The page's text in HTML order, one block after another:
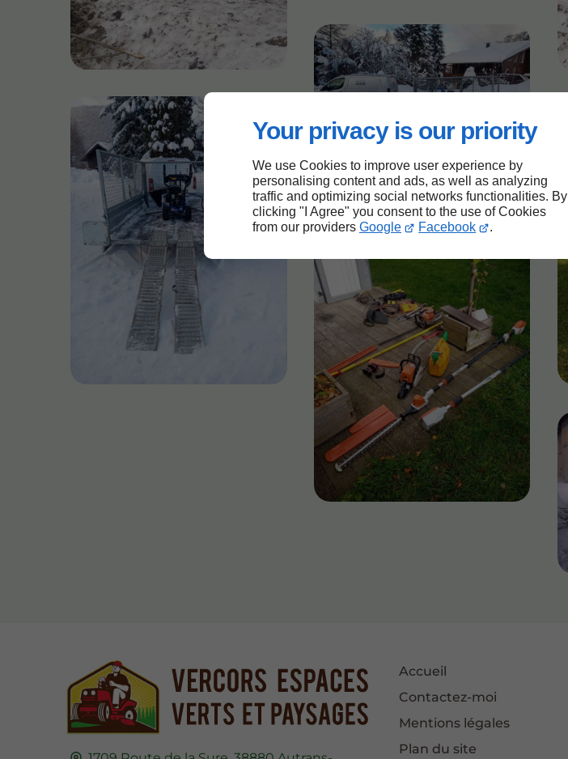
Your privacy is our priority
We use Cookies to improve user experience by
personalising content and ads, as well as analyzing
traffic and optimizing social networks functionalities. By
clicking "I Agree" you consent to the use of Cookies
from our providers Google Facebook .
Accueil
Contactez-moi
Mentions légales
Plan du site